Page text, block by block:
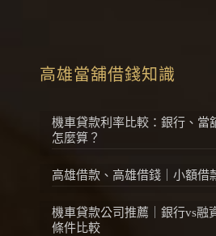
高雄當舖借錢知識
機車貸款利率比較：銀行、當
怎麼算？
高雄借款、高雄借錢｜小額借
機車貸款公司推薦｜銀行vs融
條件比較